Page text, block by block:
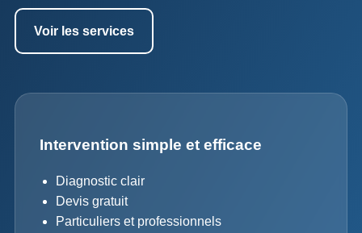
Voir les services
Intervention simple et efficace
Diagnostic clair
Devis gratuit
Particuliers et professionnels